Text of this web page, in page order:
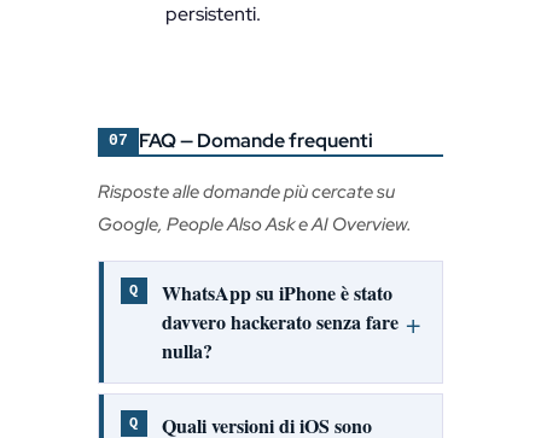
persistenti.
07 FAQ — Domande frequenti
Risposte alle domande più cercate su
Google, People Also Ask e AI Overview.
WhatsApp su iPhone è stato
davvero hackerato senza fare
nulla?
Quali versioni di iOS sono